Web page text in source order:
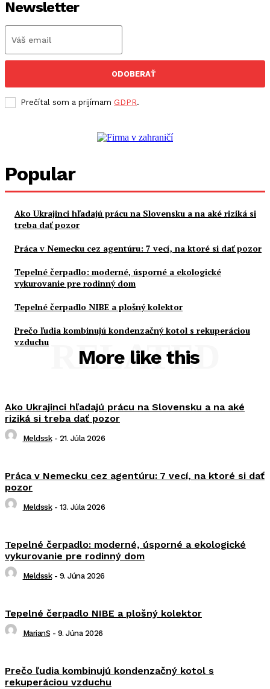
Newsletter
ODOBERAŤ
Prečítal som a prijímam GDPR.
Popular
Ako Ukrajinci hľadajú prácu na Slovensku a na aké riziká si
treba dať pozor
Práca v Nemecku cez agentúru: 7 vecí, na ktoré si dať pozor
Tepelné čerpadlo: moderné, úsporné a ekologické
vykurovanie pre rodinný dom
Tepelné čerpadlo NIBE a plošný kolektor
Prečo ľudia kombinujú kondenzačný kotol s rekuperáciou
vzduchu
More like this
RELATED
Ako Ukrajinci hľadajú prácu na Slovensku a na aké
riziká si treba dať pozor
Meldssk - 21. Júla 2026
Práca v Nemecku cez agentúru: 7 vecí, na ktoré si dať
pozor
Meldssk - 13. Júla 2026
Tepelné čerpadlo: moderné, úsporné a ekologické
vykurovanie pre rodinný dom
Meldssk - 9. Júna 2026
Tepelné čerpadlo NIBE a plošný kolektor
MarianS - 9. Júna 2026
Prečo ľudia kombinujú kondenzačný kotol s
rekuperáciou vzduchu